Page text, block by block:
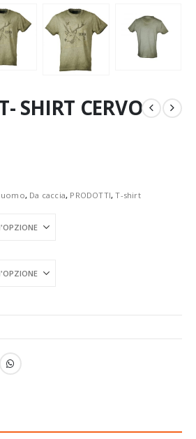
SHIRT CERVO
, Da caccia, PRODOTTI,T-shirt